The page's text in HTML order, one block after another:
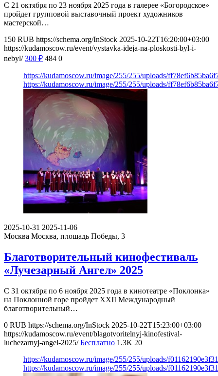
С 21 октября по 23 ноября 2025 года в галерее «Богородское»
пройдет групповой выставочный проект художников
мастерской…
150 RUB https://schema.org/InStock 2025-10-22T16:20:00+03:00
https://kudamoscow.ru/event/vystavka-ideja-na-ploskosti-byl-i-
nebyl/ 300 ₽ 484 0
https://kudamoscow.ru/image/255/255/uploads/
https://kudamoscow.ru/image/255/255/uploads/
2025-10-31 2025-11-06
Москва Москва, площадь Победы, 3
Благотворительный кинофестиваль
«Лучезарный Ангел» 2025
С 31 октября по 6 ноября 2025 года в кинотеатре «Поклонка»
на Поклонной горе пройдет XXII Международный
благотворительный…
0 RUB https://schema.org/InStock 2025-10-22T15:23:00+03:00
https://kudamoscow.ru/event/blagotvoritelnyj-kinofestival-
luchezarnyj-angel-2025/ Бесплатно 1.3K 20
https://kudamoscow.ru/image/255/255/uploads/
https://kudamoscow.ru/image/255/255/uploads/